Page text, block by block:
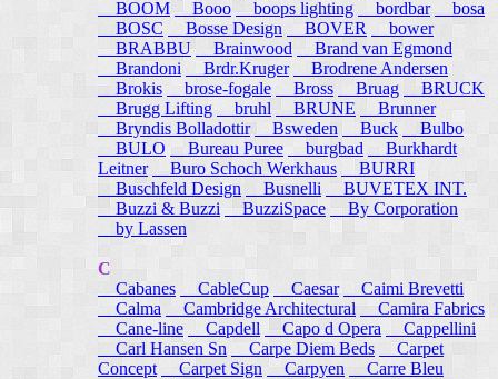
BOOM
Booo boops lighting bordbar
bosa
BOSC
Bosse Design BOVER
bower
BRABBU
Brainwood
Brand van Egmond
Brandoni
Brdr.Kruger
Brodrene Andersen
Brokis
brose-fogale Bross Bruag
BRUCK
Brugg Lifting
bruhl BRUNE
Brunner
Bryndis Bolladottir
Bsweden Buck
Bulbo
BULO
Bureau Puree burgbad
Burkhardt
Leitner
Buro Schoch Werkhaus
BURRI
Buschfeld Design
Busnelli
BUVETEX INT.
Buzzi & Buzzi
BuzziSpace By Corporation
by Lassen
C
Cabanes
CableCup Caesar
Caimi Brevetti
Calma
Cambridge Architectural
Camira Fabrics
Cane-line
Capdell Capo d Opera
Cappellini
Carl Hansen Sn
Carpe Diem Beds
Carpet
Concept
Carpet Sign Carpyen
Carre Bleu